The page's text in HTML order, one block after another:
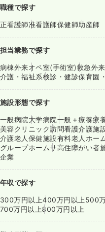
職種で探す
正看護師准看護師保健師助産師
担当業務で探す
病棟外来オペ室(手術室)救急外来
介護・福祉系検診・健診保育園
施設形態で探す
一般病院大学病院一般＋療養療
美容クリニック訪問看護介護施
介護老人保健施設有料老人ホー
グループホームサ高住障がい者
企業
年収で探す
300万円以上400万円以上 500
700万円以上800万円以上